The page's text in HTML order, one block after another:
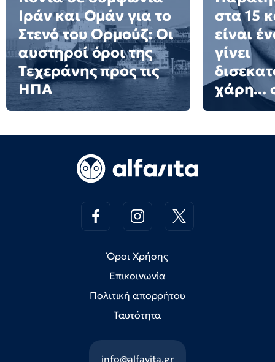
Ιράν και Ομάν για το
Στενό του Ορμούζ: Οι
αυστηροί όροι της
Τεχεράνης προς τις
ΗΠΑ
στα 15
είναι
γίνει
χάρη...
Όροι Χρήσης
Επικοινωνία
Πολιτική απορρήτου
Ταυτότητα
info@alfavita.gr